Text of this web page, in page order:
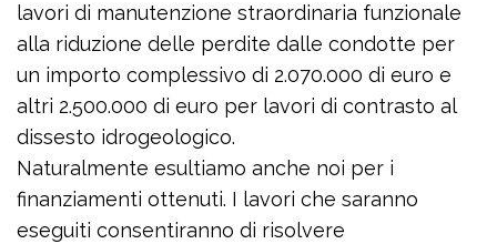
lavori di manutenzione straordinaria funzionale
alla riduzione delle perdite dalle condotte per
un importo complessivo di 2.070.000 di euro e
altri 2.500.000 di euro per lavori di contrasto al
dissesto idrogeologico.
Naturalmente esultiamo anche noi per i
finanziamenti ottenuti. I lavori che saranno
eseguiti consentiranno di risolvere